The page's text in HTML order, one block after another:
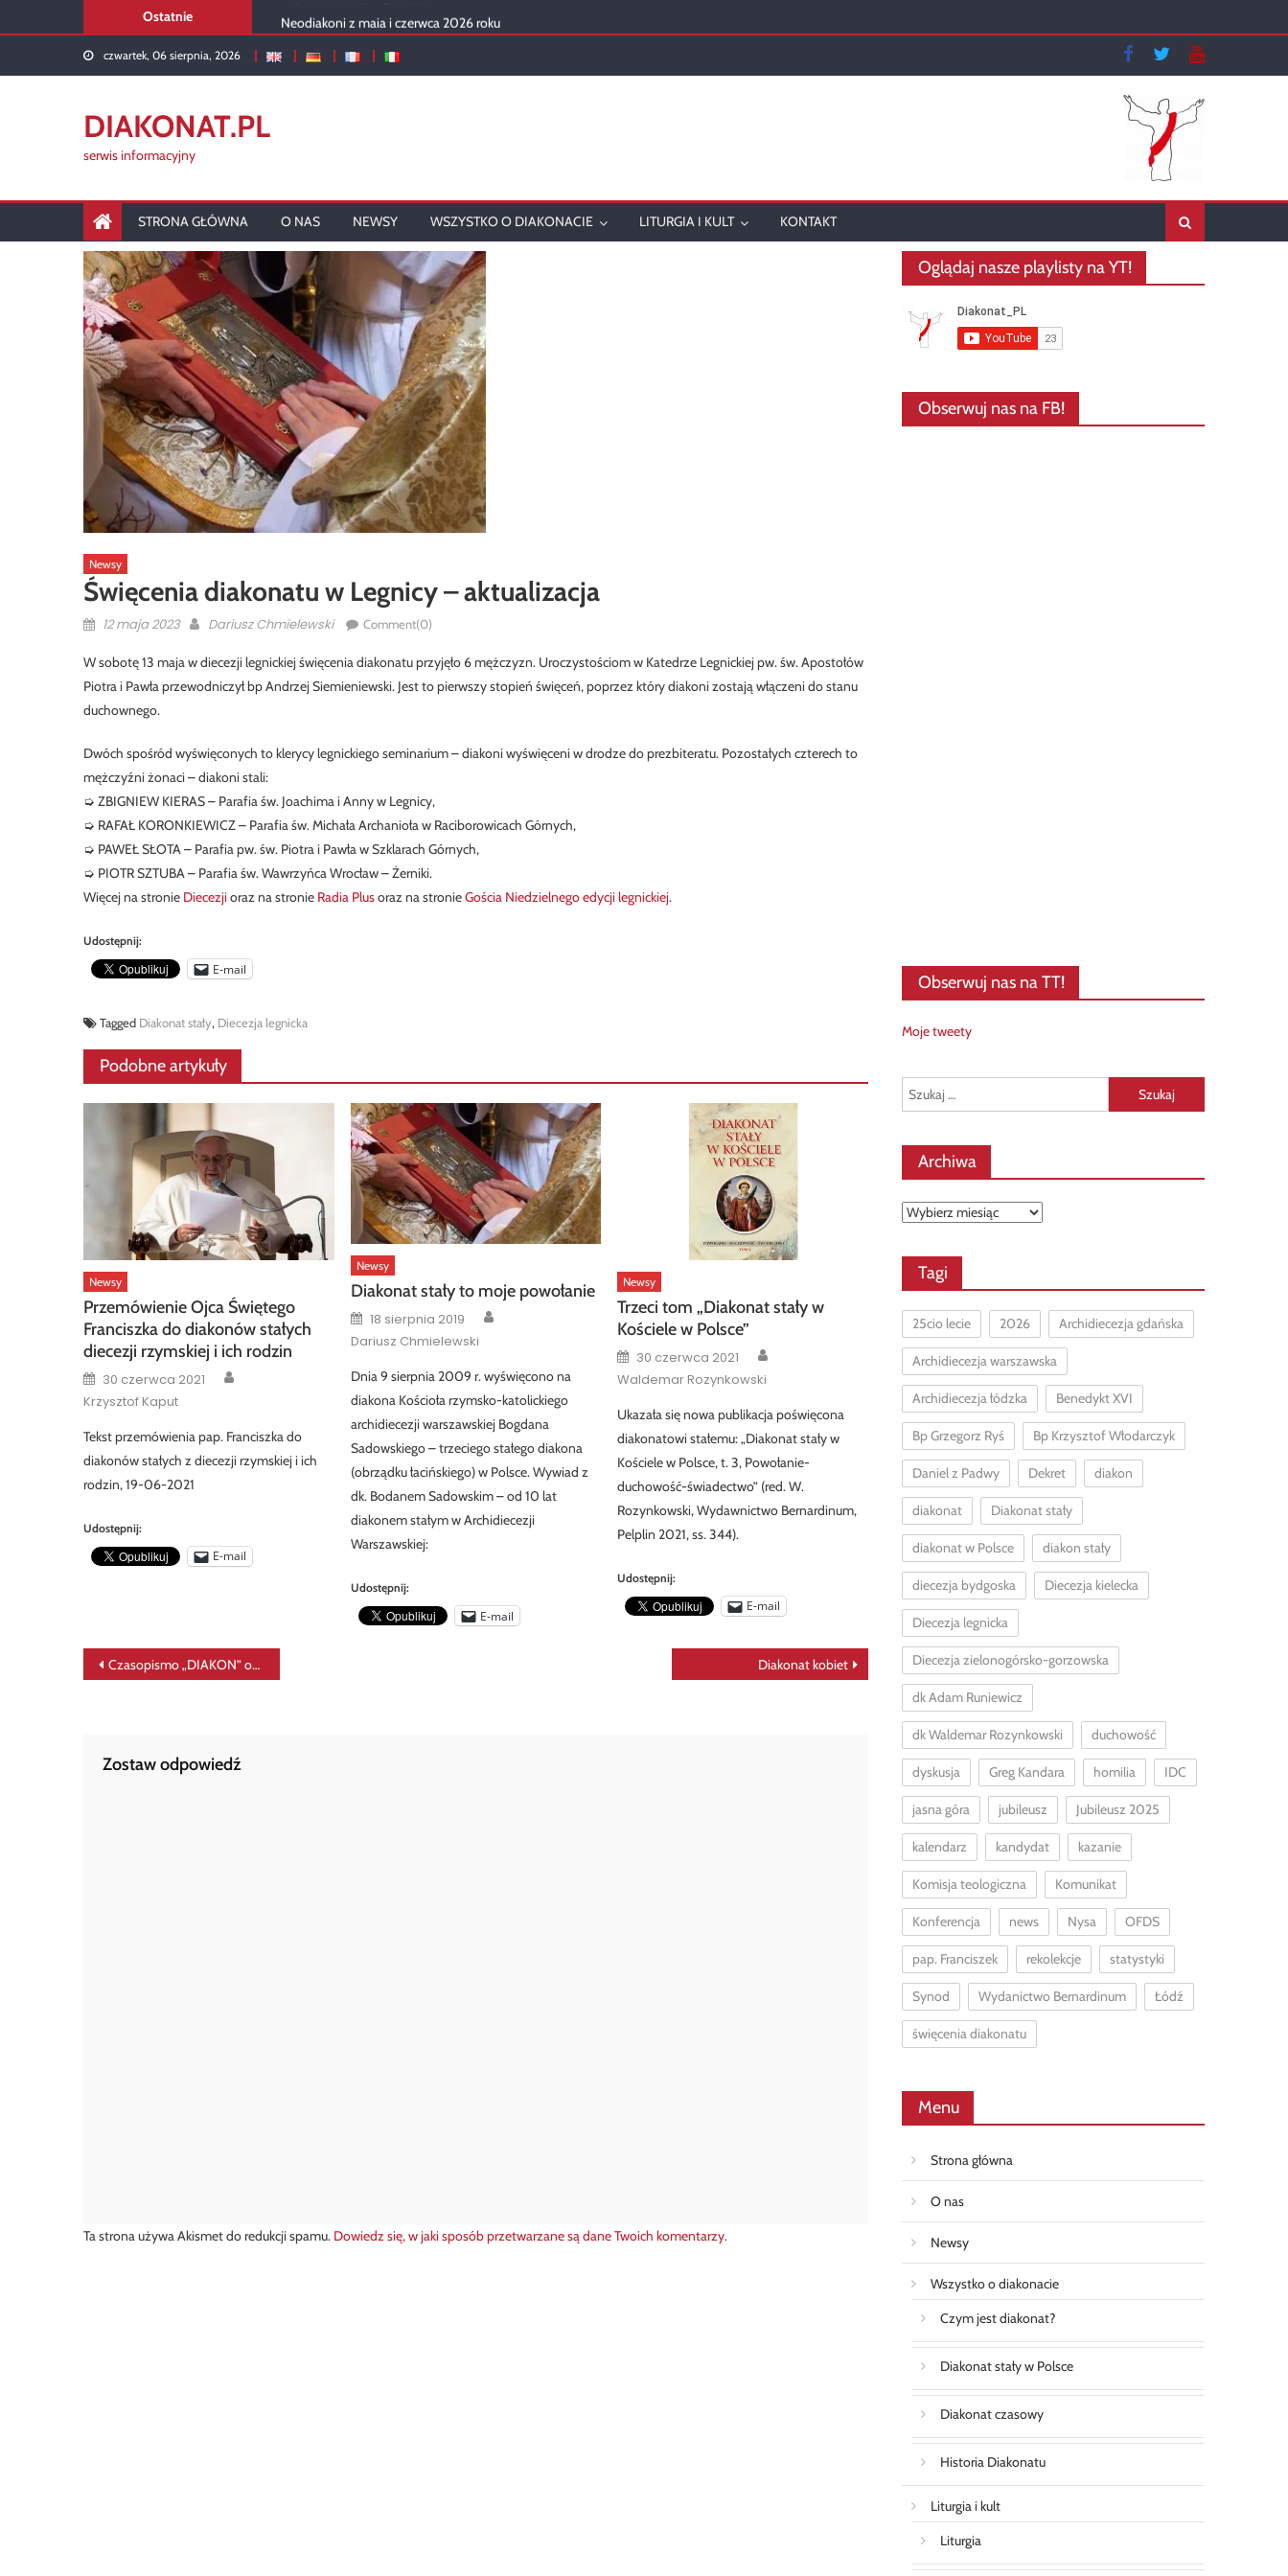
to
Ostatnie
Neodiakoni z maja i czerwca 2026 roku
USA: Portret stałego diakonatu w 2025 roku
czwartek, 06 sierpnia, 2026
DIAKONAT.PL
serwis informacyjny
STRONA GŁÓWNA O NAS NEWSY WSZYSTKO O DIAKONACIE LITURGIA I KULT KONTAKT
Newsy
Święcenia diakonatu w Legnicy – aktualizacja
Posted
12 maja 2023 Author
Dariusz Chmielewski Comment(0)
W sobotę 13 maja w diecezji legnickiej święcenia diakonatu przyjęło 6 mężczyzn. Uroczystościom w Katedrze Legnickiej pw. św. Apostołów
Piotra i Pawła przewodniczył bp Andrzej Siemieniewski. Jest to pierwszy stopień święceń, poprzez który diakoni zostają włączeni do stanu
duchownego.
Dwóch spośród wyświęconych to klerycy legnickiego seminarium – diakoni wyświęceni w drodze do prezbiteratu. Pozostałych czterech to
mężczyźni żonaci – diakoni stali:
➭ ZBIGNIEW KIERAS – Parafia św. Joachima i Anny w Legnicy,
➭ RAFAŁ KORONKIEWICZ – Parafia św. Michała Archanioła w Raciborowicach Górnych,
➭ PAWEŁ SŁOTA – Parafia pw. św. Piotra i Pawła w Szklarach Górnych,
➭ PIOTR SZTUBA – Parafia św. Wawrzyńca Wrocław – Żerniki.
Więcej na stronie Diecezjioraz na stronie Radia Plusoraz na stronieGościa Niedzielnego edycji legnickiej.
Udostępnij:
E-mail
Tagged Diakonat stały, Diecezja legnicka
Podobne artykuły
Newsy
Przemówienie Ojca Świętego
Franciszka do diakonów stałych
diecezji rzymskiej i ich rodzin
Posted
on
30 czerwca 2021
Krzysztof Kaput
Tekst przemówienia pap. Franciszka do
diakonów stałych z diecezji rzymskiej i ich
rodzin, 19-06-2021
Udostępnij:
E-mail
Newsy
Diakonat stały to moje powołanie
Posted
on
18 sierpnia 2019
Dariusz Chmielewski
Dnia 9 sierpnia 2009 r. wyświęcono na
diakona Kościoła rzymsko-katolickiego
archidiecezji warszawskiej Bogdana
Sadowskiego – trzeciego stałego diakona
(obrządku łacińskiego) w Polsce. Wywiad z
dk. Bodanem Sadowskim – od 10 lat
diakonem stałym w Archidiecezji
Warszawskiej:
Udostępnij:
E-mail
Newsy
Trzeci tom „Diakonat stały w
Kościele w Polsce”
Posted
on
30 czerwca 2021
Waldemar Rozynkowski
Ukazała się nowa publikacja poświęcona
diakonatowi stałemu: „Diakonat stały w
Kościele w Polsce, t. 3, Powołanie-
duchowość-świadectwo” (red. W.
Rozynkowski, Wydawnictwo Bernardinum,
Pelplin 2021, ss. 344).
Udostępnij:
E-mail
Nawigacja
Czasopismo „DIAKON” on-line Diakonat kobiet
Zostaw odpowiedź
Ta strona używa Akismet do redukcji spamu. Dowiedz się, w jaki sposób przetwarzane są dane Twoich komentarzy.
Oglądaj nasze playlisty na YT!
Obserwuj nas na FB!
Obserwuj nas na TT!
Moje tweety
Szukaj:
Archiwa
Archiwa
Tagi
25cio lecie 2026 Archidiecezja gdańska
Archidiecezja warszawska
Archidiecezja łódzka Benedykt XVI
Bp Grzegorz Ryś Bp Krzysztof Włodarczyk
Daniel z Padwy Dekret diakon
diakonat Diakonat stały
diakonat w Polsce diakon stały
diecezja bydgoska Diecezja kielecka
Diecezja legnicka
Diecezja zielonogórsko-gorzowska
dk Adam Runiewicz
dk Waldemar Rozynkowski duchowość
dyskusja Greg Kandara homilia IDC
jasna góra jubileusz Jubileusz 2025
kalendarz kandydat kazanie
Komisja teologiczna Komunikat
Konferencja news Nysa OFDS
pap. Franciszek rekolekcje statystyki
Synod Wydanictwo Bernardinum Łódź
święcenia diakonatu
Menu
Strona główna
O nas
Newsy
Wszystko o diakonacie
Czym jest diakonat?
Diakonat stały w Polsce
Diakonat czasowy
Historia Diakonatu
Liturgia i kult
Liturgia